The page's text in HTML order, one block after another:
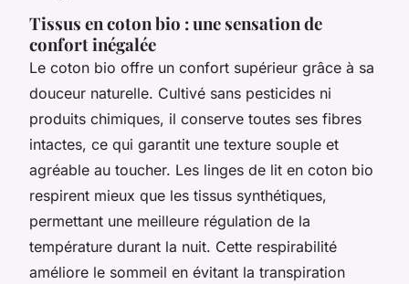
Tissus en coton bio : une sensation de
confort inégalée
Le coton bio offre un confort supérieur grâce à sa
douceur naturelle. Cultivé sans pesticides ni
produits chimiques, il conserve toutes ses fibres
intactes, ce qui garantit une texture souple et
agréable au toucher. Les linges de lit en coton bio
respirent mieux que les tissus synthétiques,
permettant une meilleure régulation de la
température durant la nuit. Cette respirabilité
améliore le sommeil en évitant la transpiration